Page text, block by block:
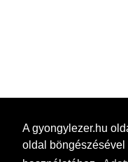
A gyongylezer.hu
oldal